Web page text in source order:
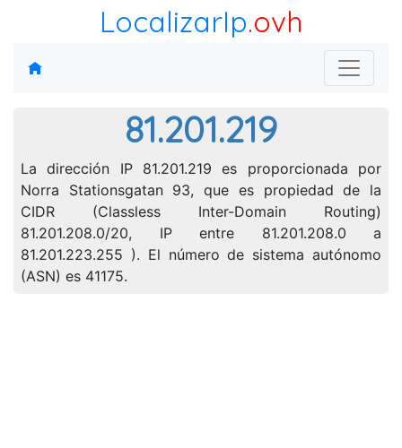
LocalizarIp.ovh
81.201.219
La dirección IP 81.201.219 es proporcionada por
Norra Stationsgatan 93, que es propiedad de la
CIDR (Classless Inter-Domain Routing)
81.201.208.0/20, IP entre 81.201.208.0 a
81.201.223.255 ). El número de sistema autónomo
(ASN) es 41175.